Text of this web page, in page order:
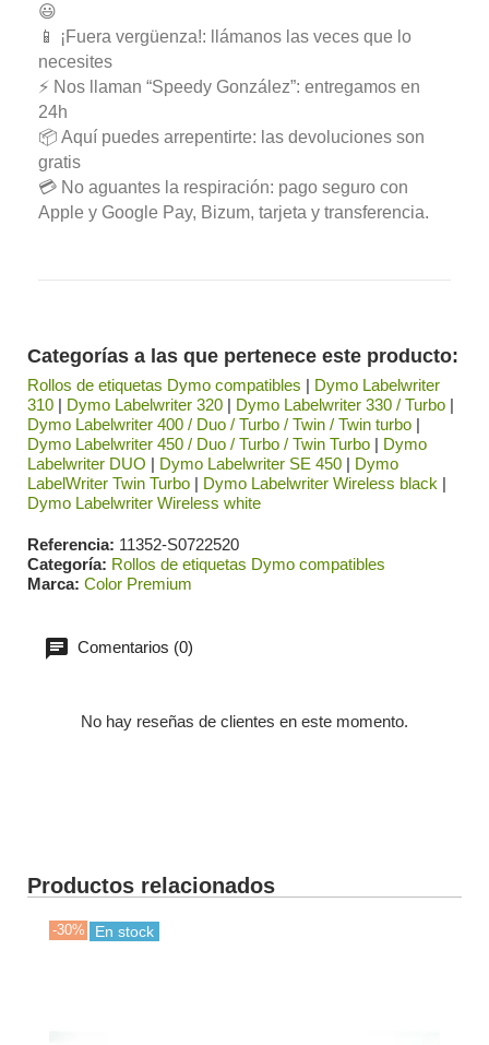
😃
📱 ¡Fuera vergüenza!: llámanos las veces que lo
necesites
⚡ Nos llaman “Speedy González”: entregamos en
24h
📦 Aquí puedes arrepentirte: las devoluciones son
gratis
💳 No aguantes la respiración: pago seguro con
Apple y Google Pay, Bizum, tarjeta y transferencia.
Categorías a las que pertenece este producto:
Rollos de etiquetas Dymo compatibles | Dymo Labelwriter
310 | Dymo Labelwriter 320 | Dymo Labelwriter 330 / Turbo |
Dymo Labelwriter 400 / Duo / Turbo / Twin / Twin turbo |
Dymo Labelwriter 450 / Duo / Turbo / Twin Turbo | Dymo
Labelwriter DUO | Dymo Labelwriter SE 450 | Dymo
LabelWriter Twin Turbo | Dymo Labelwriter Wireless black |
Dymo Labelwriter Wireless white
Referencia 11352-S0722520
Categoría Rollos de etiquetas Dymo compatibles
Marca Color Premium
Comentarios (0)
No hay reseñas de clientes en este momento.
Productos relacionados
-30% En stock